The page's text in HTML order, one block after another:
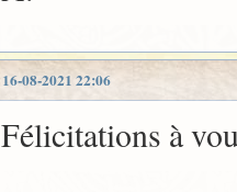
16-08-2021 22:06
Félicitations à